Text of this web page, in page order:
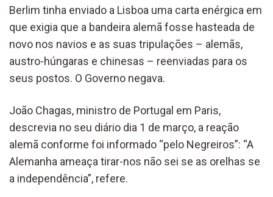
Berlim tinha enviado a Lisboa uma carta enérgica em
que exigia que a bandeira alemã fosse hasteada de
novo nos navios e as suas tripulações – alemãs,
austro-húngaras e chinesas – reenviadas para os
seus postos. O Governo negava.
João Chagas, ministro de Portugal em Paris,
descrevia no seu diário dia 1 de março, a reação
alemã conforme foi informado “pelo Negreiros”: “A
Alemanha ameaça tirar-nos não sei se as orelhas se
a independência”, refere.